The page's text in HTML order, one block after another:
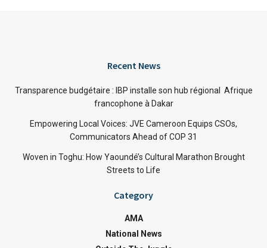
Recent News
Transparence budgétaire : IBP installe son hub régional Afrique
francophone à Dakar
Empowering Local Voices: JVE Cameroon Equips CSOs,
Communicators Ahead of COP 31
Woven in Toghu: How Yaoundé’s Cultural Marathon Brought
Streets to Life
Category
AMA
National News